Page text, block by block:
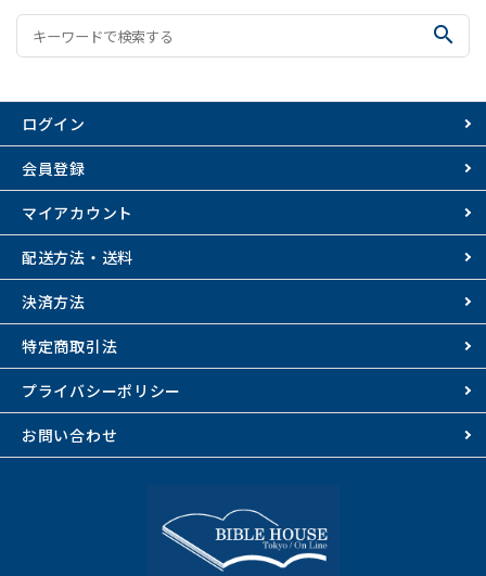
search
ログイン
会員登録
マイアカウント
配送方法・送料
決済方法
特定商取引法
プライバシーポリシー
お問い合わせ